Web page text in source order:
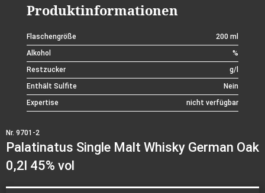
Produktinformationen
Flaschengröße
200 ml
Alkohol
%
Restzucker
g/l
Enthält Sulfite
Nein
Expertise
nicht verfügbar
Nr. 9701-2
Palatinatus Single Malt Whisky German Oak
0,2l 45% vol